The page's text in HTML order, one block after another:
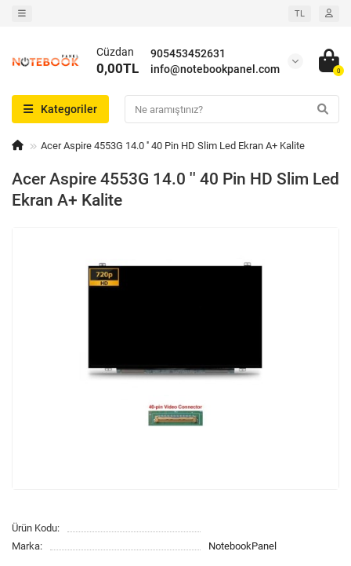
TL
905453452631
info@notebookpanel.com
Cüzdan
0,00TL 0
Kategoriler
Acer Aspire 4553G 14.0 '' 40 Pin HD Slim Led Ekran A+ Kalite
Acer Aspire 4553G 14.0 '' 40 Pin HD Slim Led
Ekran A+ Kalite
Ürün Kodu:
Marka:
NotebookPanel